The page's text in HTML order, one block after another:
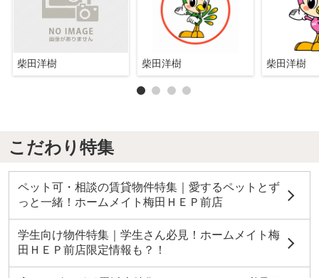
柴田洋樹 柴田洋樹 柴田洋樹
こだわり特集
ペット可・相談の賃貸物件特集｜愛するペットとず
っと一緒！ホームメイト梅田ＨＥＰ前店
学生向け物件特集｜学生さん必見！ホームメイト梅
田ＨＥＰ前店限定情報も？！